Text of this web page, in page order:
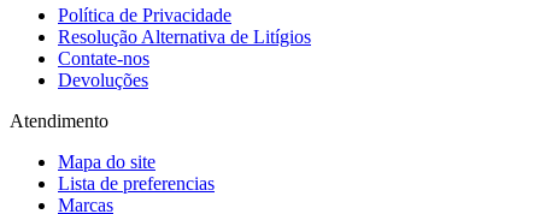
Política de Privacidade
Resolução Alternativa de Litígios
Contate-nos
Devoluções
Atendimento
Mapa do site
Lista de preferencias
Marcas